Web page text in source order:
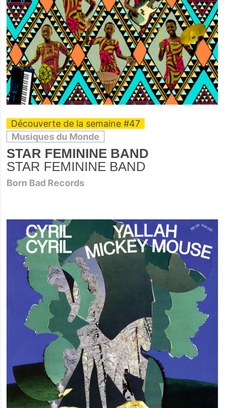
Découverte de la semaine #47
Musiques du Monde
STAR FEMININE BAND
STAR FEMININE BAND
Born Bad Records